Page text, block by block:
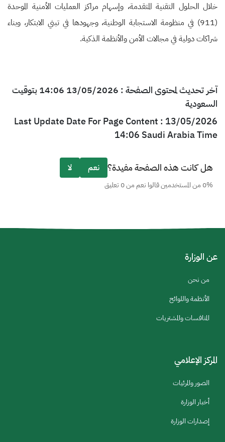
خلال الحلول التقنية المتقدمة، وإسهام مراكز العمليات الأمنية الموحدة
(911) في منظومة الاستجابة الوطنية، وجهودها في تبني الابتكار، وبناء
شراكات دولية في مجالات الأمن والأنظمة الذكية.
آخر تحديث لمحتوى الصفحة : 13/05/2026 14:06 بتوقيت
السعودية
Last Update Date For Page Content : 13/05/2026
14:06 Saudi Arabia Time
هل كانت هذه الصفحة مفيدة؟ نعم لا
0% من المستخدمين قالوا نعم من 0 تعليق
عن الوزارة
من نحن
الأنظمة واللوائح
المنافسات والمشتريات
المركز الإعلامي
الصور والمرئيات
أخبار الوزارة
إصدارات الوزارة